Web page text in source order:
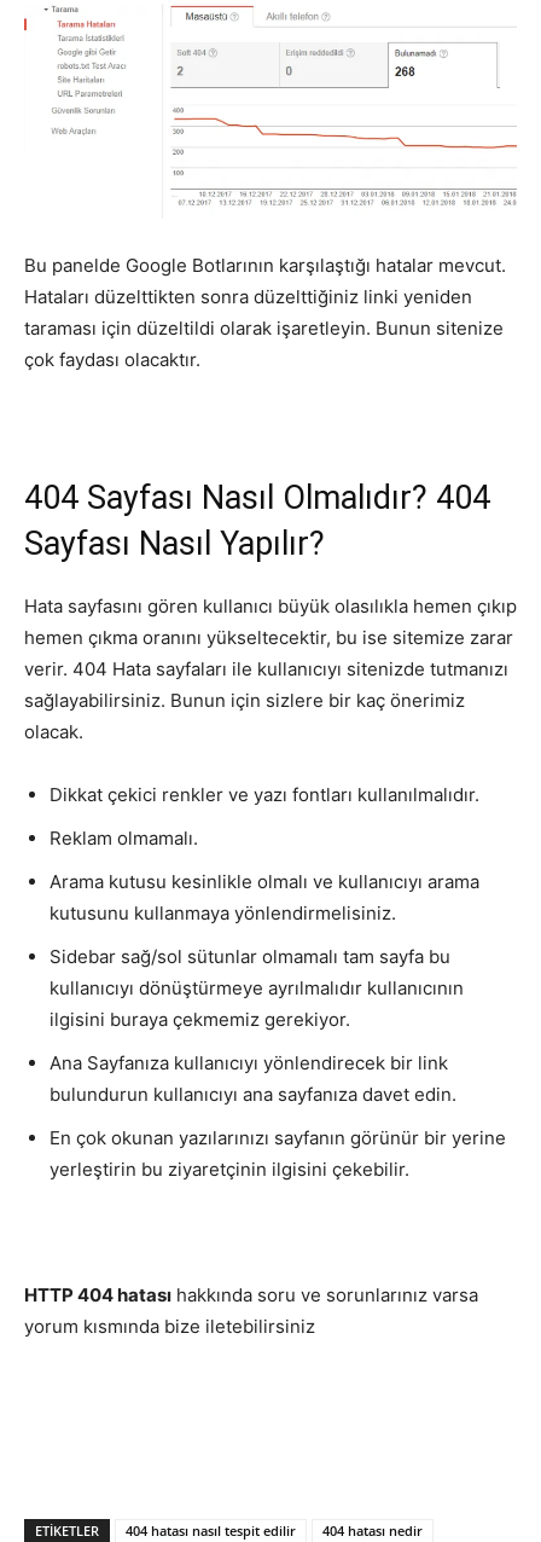
Bu panelde Google Botlarının karşılaştığı hatalar mevcut.
Hataları düzelttikten sonra düzelttiğiniz linki yeniden
taraması için düzeltildi olarak işaretleyin. Bunun sitenize
çok faydası olacaktır.
404 Sayfası Nasıl Olmalıdır? 404
Sayfası Nasıl Yapılır?
Hata sayfasını gören kullanıcı büyük olasılıkla hemen çıkıp
hemen çıkma oranını yükseltecektir, bu ise sitemize zarar
verir. 404 Hata sayfaları ile kullanıcıyı sitenizde tutmanızı
sağlayabilirsiniz. Bunun için sizlere bir kaç önerimiz
olacak.
Dikkat çekici renkler ve yazı fontları kullanılmalıdır.
Reklam olmamalı.
Arama kutusu kesinlikle olmalı ve kullanıcıyı arama
kutusunu kullanmaya yönlendirmelisiniz.
Sidebar sağ/sol sütunlar olmamalı tam sayfa bu
kullanıcıyı dönüştürmeye ayrılmalıdır kullanıcının
ilgisini buraya çekmemiz gerekiyor.
Ana Sayfanıza kullanıcıyı yönlendirecek bir link
bulundurun kullanıcıyı ana sayfanıza davet edin.
En çok okunan yazılarınızı sayfanın görünür bir yerine
yerleştirin bu ziyaretçinin ilgisini çekebilir.
HTTP 404 hatası hakkında soru ve sorunlarınız varsa
yorum kısmında bize iletebilirsiniz
ETIKETLER 404 hatası nasıl tespit edilir 404 hatası nedir